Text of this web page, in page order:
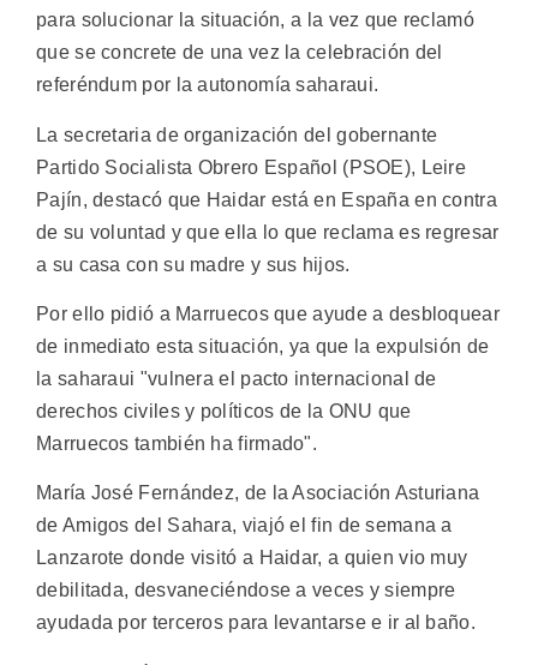
para solucionar la situación, a la vez que reclamó
que se concrete de una vez la celebración del
referéndum por la autonomía saharaui.
La secretaria de organización del gobernante
Partido Socialista Obrero Español (PSOE), Leire
Pajín, destacó que Haidar está en España en contra
de su voluntad y que ella lo que reclama es regresar
a su casa con su madre y sus hijos.
Por ello pidió a Marruecos que ayude a desbloquear
de inmediato esta situación, ya que la expulsión de
la saharaui "vulnera el pacto internacional de
derechos civiles y políticos de la ONU que
Marruecos también ha firmado".
María José Fernández, de la Asociación Asturiana
de Amigos del Sahara, viajó el fin de semana a
Lanzarote donde visitó a Haidar, a quien vio muy
debilitada, desvaneciéndose a veces y siempre
ayudada por terceros para levantarse e ir al baño.